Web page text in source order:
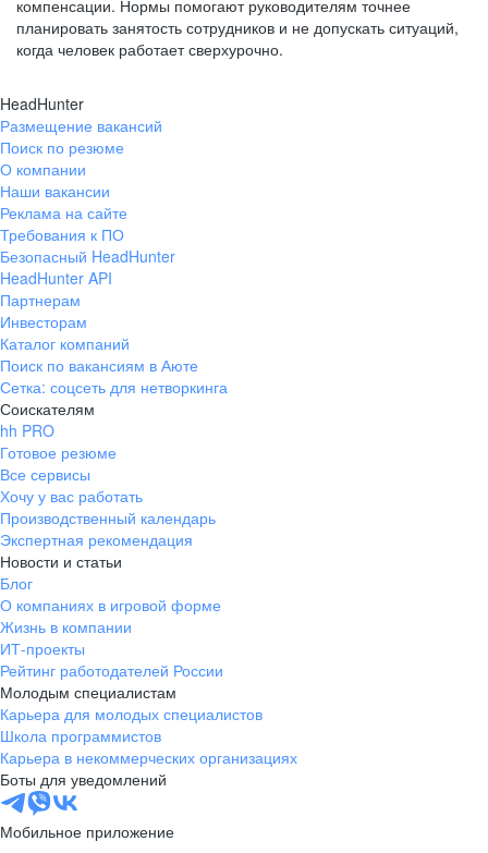
компенсации. Нормы помогают руководителям точнее
планировать занятость сотрудников и не допускать ситуаций,
когда человек работает сверхурочно.
HeadHunter
Размещение вакансий
Поиск по резюме
О компании
Наши вакансии
Реклама на сайте
Требования к ПО
Безопасный HeadHunter
HeadHunter API
Партнерам
Инвесторам
Каталог компаний
Поиск по вакансиям в Аюте
Сетка: соцсеть для нетворкинга
Соискателям
hh PRO
Готовое резюме
Все сервисы
Хочу у вас работать
Производственный календарь
Экспертная рекомендация
Новости и статьи
Блог
О компаниях в игровой форме
Жизнь в компании
ИТ-проекты
Рейтинг работодателей России
Молодым специалистам
Карьера для молодых специалистов
Школа программистов
Карьера в некоммерческих организациях
Боты для уведомлений
Мобильное приложение